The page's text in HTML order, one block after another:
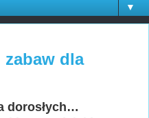
▼
dla
dorosłych…